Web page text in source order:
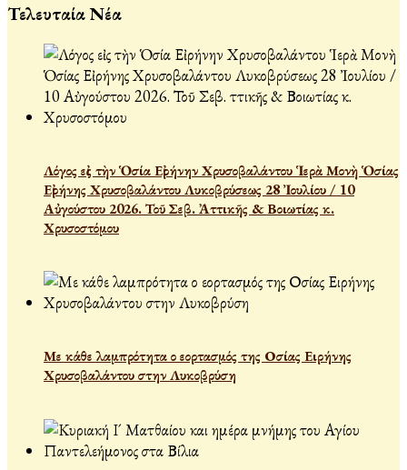
Τελευταία Νέα
Λόγος εἰς τὴν Ὁσία Εἰρήνην Χρυσοβαλάντου Ἱερὰ Μονὴ Ὁσίας
Εἰρήνης Χρυσοβαλάντου Λυκοβρύσεως 28 Ἰουλίου / 10
Αὐγούστου 2026. Τοῦ Σεβ. Ἀττικῆς & Βοιωτίας κ.
Χρυσοστόμου
Με κάθε λαμπρότητα ο εορτασμός της Οσίας Ειρήνης
Χρυσοβαλάντου στην Λυκοβρύση